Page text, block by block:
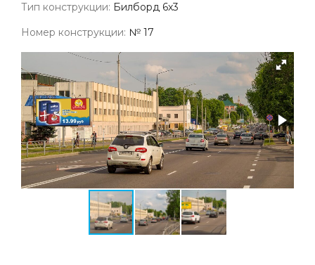
Тип конструкции: Билборд 6х3
Номер конструкции: № 17